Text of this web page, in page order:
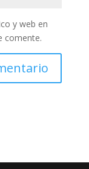
y web en
comente.